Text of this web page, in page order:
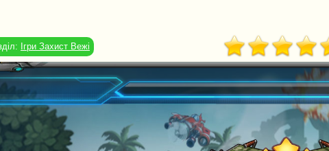
Ігри Захист Вежі